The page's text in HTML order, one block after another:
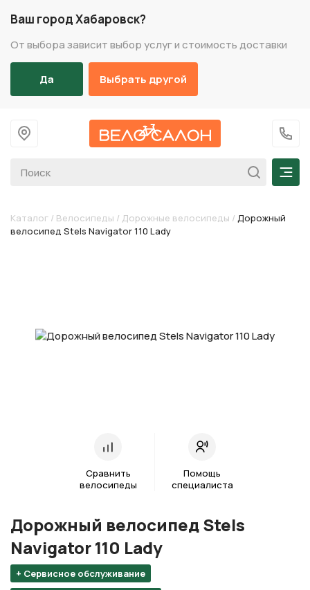
Ваш город Хабаровск?
От выбора зависит выбор услуг и стоимость доставки
Да Выбрать другой
На главную
+7
Каталог / Велосипеды / Дорожные велосипеды / Дорожный
велосипед Stels Navigator 110 Lady
Сравнить
велосипеды
Помощь
специалиста
+ Сервисное обслуживание
Дорожный велосипед Stels
Navigator 110 Lady